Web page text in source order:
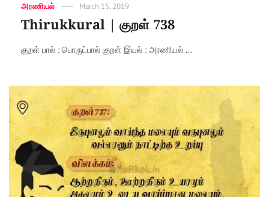
Categories
அரணியல்
Posted
March 15, 2019
Thirukkural | குறள் 738
குறள் பால் : பொருட்பால் குறள் இயல் : அரணியல் ...